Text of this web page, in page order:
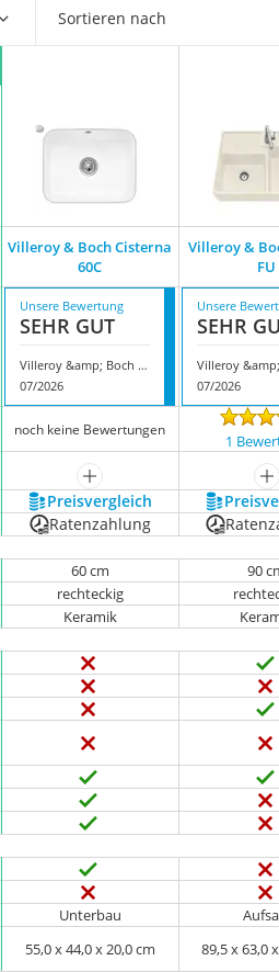
Sortieren nach
Villeroy & Boch Cisterna
60C
Villeroy &
FU
Unsere Bewertung
SEHR GUT
Villeroy &amp; Boch Cisterna 60C
07/2026
Unsere
SEHR
07/2026
noch keine Bewertungen
1
mehr anzeigen
Preis­vergleich
Ratenzahlung
60 cm 90
rechteckig
Keramik
Unterbau
55,0 x 44,0 x 20,0 cm 89,5 x 63,0